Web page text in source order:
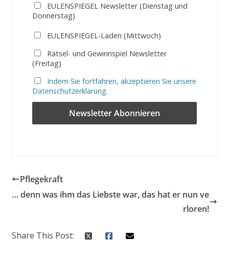
EULENSPIEGEL Newsletter (Dienstag und
Donnerstag)
EULENSPIEGEL-Laden (Mittwoch)
Rätsel- und Gewinnspiel Newsletter
(Freitag)
Indem Sie fortfahren, akzeptieren Sie unsere
Datenschutzerklärung.
Pflegekraft
… denn was ihm das Liebste war, das hat er nun ve
rloren!
Share This Post: